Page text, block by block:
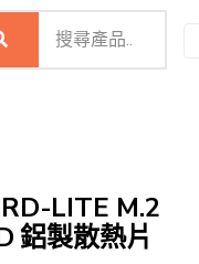
LITE M.2
鋁製散熱片